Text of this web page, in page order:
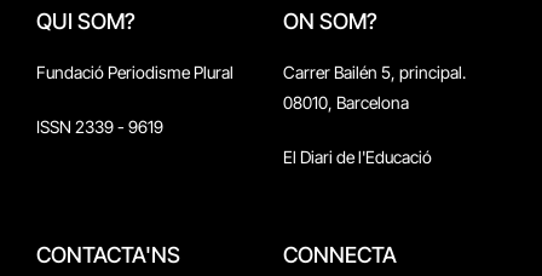
QUI SOM?
Fundació Periodisme Plural
ISSN 2339 - 9619
ON SOM?
Carrer Bailén 5, principal.
08010, Barcelona
El Diari de l'Educació
CONTACTA'NS CONNECTA